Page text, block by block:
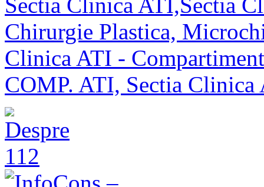
Sectia Clinica ATI,Sectia
Chirurgie Plastica,
Clinica ATI -
COMP. ATI, Sectia